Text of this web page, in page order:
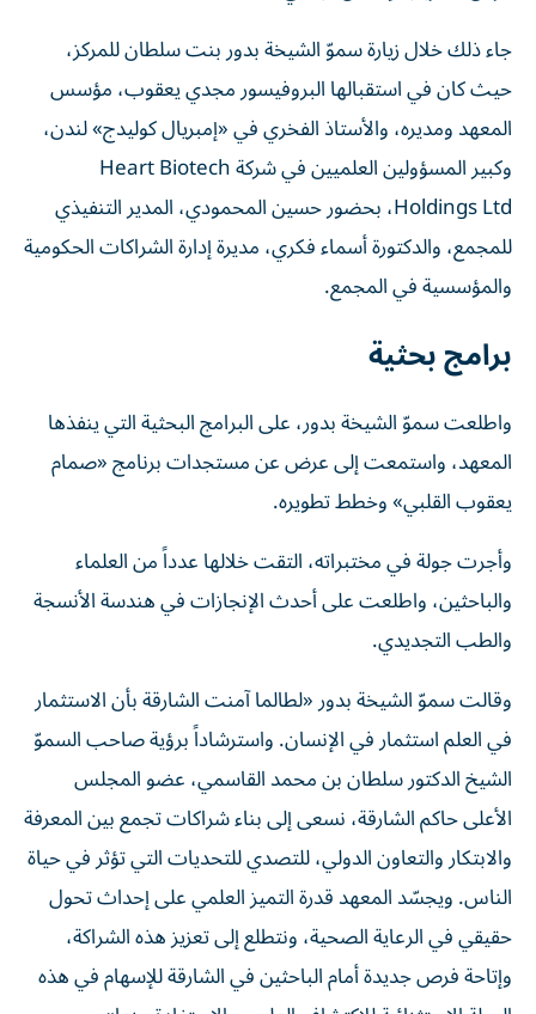
جاء ذلك خلال زيارة سموّ الشيخة بدور بنت سلطان للمركز،
حيث كان في استقبالها البروفيسور مجدي يعقوب، مؤسس
المعهد ومديره، والأستاذ الفخري في «إمبريال كوليدج» لندن،
وكبير المسؤولين العلميين في شركة Heart Biotech
Holdings Ltd، بحضور حسين المحمودي، المدير التنفيذي
للمجمع، والدكتورة أسماء فكري، مديرة إدارة الشراكات الحكومية
والمؤسسية في المجمع.
برامج بحثية
واطلعت سموّ الشيخة بدور، على البرامج البحثية التي ينفذها
المعهد، واستمعت إلى عرض عن مستجدات برنامج «صمام
يعقوب القلبي» وخطط تطويره.
وأجرت جولة في مختبراته، التقت خلالها عدداً من العلماء
والباحثين، واطلعت على أحدث الإنجازات في هندسة الأنسجة
والطب التجديدي.
وقالت سموّ الشيخة بدور «لطالما آمنت الشارقة بأن الاستثمار
في العلم استثمار في الإنسان. واسترشاداً برؤية صاحب السموّ
الشيخ الدكتور سلطان بن محمد القاسمي، عضو المجلس
الأعلى حاكم الشارقة، نسعى إلى بناء شراكات تجمع بين المعرفة
والابتكار والتعاون الدولي، للتصدي للتحديات التي تؤثر في حياة
الناس. ويجسّد المعهد قدرة التميز العلمي على إحداث تحول
حقيقي في الرعاية الصحية، ونتطلع إلى تعزيز هذه الشراكة،
وإتاحة فرص جديدة أمام الباحثين في الشارقة للإسهام في هذه